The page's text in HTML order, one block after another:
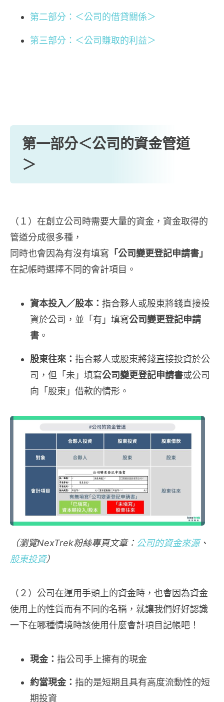
第二部分：＜公司的借貸關係＞
第三部分：＜公司賺取的利益＞
第一部分＜公司的資金管道
＞
（１）在創立公司時需要大量的資金，資金取得的
管道分成很多種，
同時也會因為有沒有填寫 「公司變更登記申請書」
在記帳時選擇不同的會計項目。
資本投入／股本： 指合夥人或股東將錢直接投
資於公司，並「有」填寫公司變更登記申請
書 。
股東往來： 指合夥人或股東將錢直接投資於公
司，但「未」填寫公司變更登記申請書或公司
向「股東」借款的情形。
（瀏覽NexTrek粉絲專頁文章： 公司的資金來源、
股東投資）
（２）公司在運用手頭上的資金時，也會因為資金
使用上的性質而有不同的名稱，就讓我們好好認識
一下在哪種情境時該使用什麼會計項目記帳吧！
現金： 指公司手上擁有的現金
約當現金： 指的是短期且具有高度流動性的短
期投資